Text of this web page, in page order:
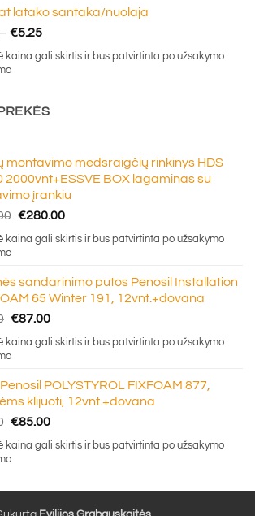
€3.08
latako santaka/nuolaja
– €5.25Price
range:
kaina gali skirtis ir bus patvirtinta po užsakymo
montavimo medsraigčių rinkinys HDS
2000vnt+ESSVE BOX lagaminas su
įrankiu
Original
price
was:
€280.00Current
price
kaina gali skirtis ir bus patvirtinta po užsakymo
sandarinimo putos Penosil Installation
65 Winter 191, 12vnt.+dovana
Original
price
was:
€87.00Current
price
kaina gali skirtis ir bus patvirtinta po užsakymo
POLYSTYROL FIXFOAM 877,
klijuoti, 12vnt.+dovana
Original
price
was:
€85.00Current
price
kaina gali skirtis ir bus patvirtinta po užsakymo